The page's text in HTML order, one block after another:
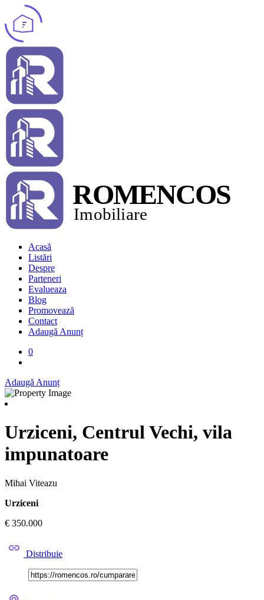
Acasă
Listări
Despre
Parteneri
Evalueaza
Blog
Promovează
Contact
Adaugă Anunț
0
Adaugă Anunț
Urziceni, Centrul Vechi, vila
impunatoare
Mihai Viteazu
Urziceni
€ 350.000
Distribuie